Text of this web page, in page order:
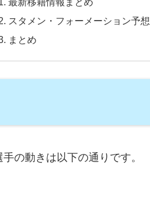
スタメン・フォーメーション予想
まとめ
の動きは以下の通りです。